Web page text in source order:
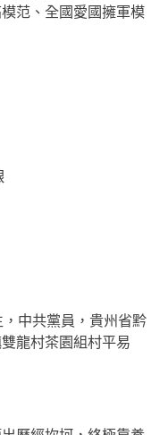
范、全國愛國擁軍模
中共黨員，貴州省黔
龍村茶園組村平易